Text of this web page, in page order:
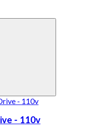
- 110v